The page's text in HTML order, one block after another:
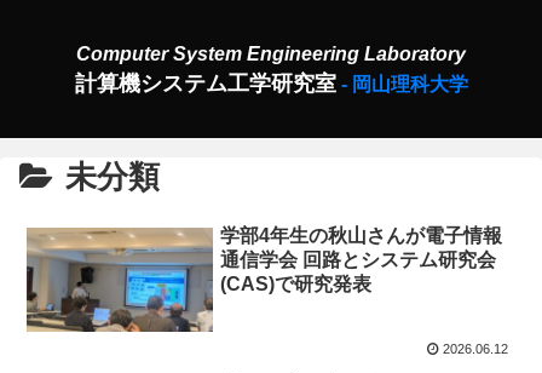
計算機システム工学研究室
未分類
学部4年生の秋山さんが電子情報
通信学会 回路とシステム研究会
(CAS)で研究発表
2026.06.12